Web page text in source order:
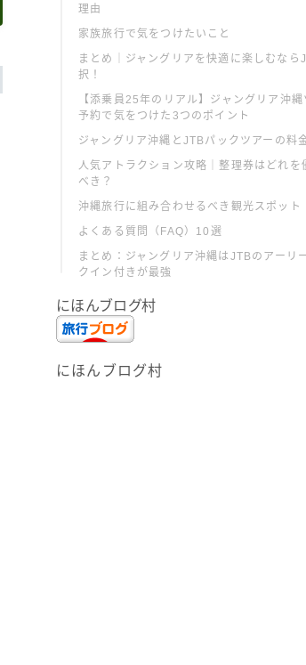
理由
家族旅行で気をつけたいこと
まとめ｜ジャングリアを快適に楽しむなら
択！
【添乗員25年のリアル】ジャングリア沖縄
予約で気をつけた3つのポイント
ジャングリア沖縄とJTBパックツアーの料
人気アトラクション攻略｜整理券はどれを
べき？
沖縄旅行に組み合わせるべき観光スポット
よくある質問（FAQ）10選
まとめ：ジャングリア沖縄はJTBのアーリ
クイン付きが最強
にほんブログ村
にほんブログ村